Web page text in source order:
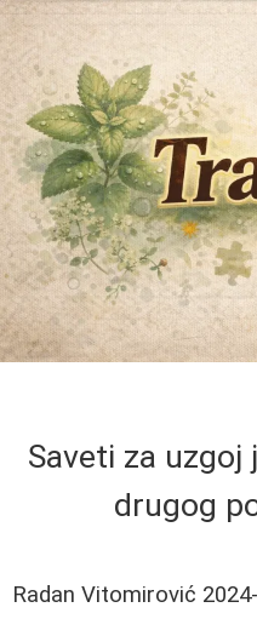
Saveti za uzgoj
drugog
Radan Vitomirović